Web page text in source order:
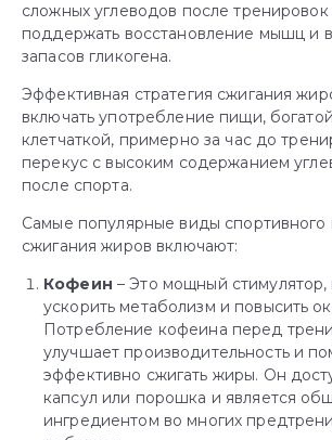
сложных углеводов после
поддержать восстановление мышц и
запасов гликогена.
Эффективная стратегия сжигания
включать употребление пищи,
клетчаткой, примерно за час до
перекус с высоким содержанием
после спорта.
Самые популярные виды спортивного
сжигания жиров включают:
Кофеин – Это мощный
ускорить метаболизм и повысить
Потребление кофеина перед
улучшает производительность и
эффективно сжигать жиры. Он
капсул или порошка и является
ингредиентом во многих